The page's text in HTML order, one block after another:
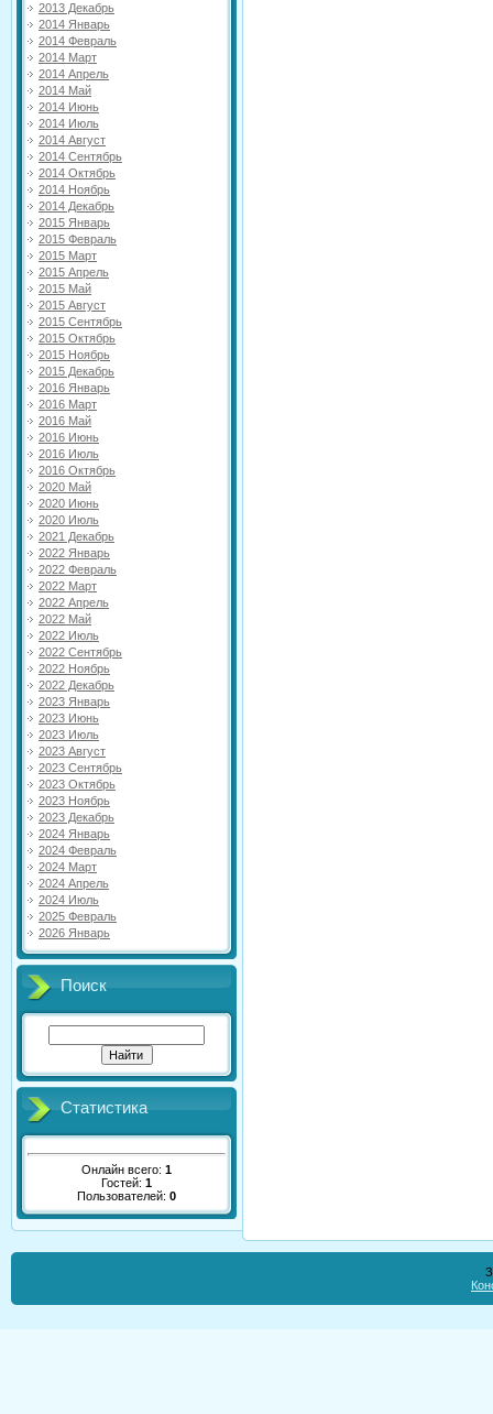
2013 Декабрь
2014 Январь
2014 Февраль
2014 Март
2014 Апрель
2014 Май
2014 Июнь
2014 Июль
2014 Август
2014 Сентябрь
2014 Октябрь
2014 Ноябрь
2014 Декабрь
2015 Январь
2015 Февраль
2015 Март
2015 Апрель
2015 Май
2015 Август
2015 Сентябрь
2015 Октябрь
2015 Ноябрь
2015 Декабрь
2016 Январь
2016 Март
2016 Май
2016 Июнь
2016 Июль
2016 Октябрь
2020 Май
2020 Июнь
2020 Июль
2021 Декабрь
2022 Январь
2022 Февраль
2022 Март
2022 Апрель
2022 Май
2022 Июль
2022 Сентябрь
2022 Ноябрь
2022 Декабрь
2023 Январь
2023 Июнь
2023 Июль
2023 Август
2023 Сентябрь
2023 Октябрь
2023 Ноябрь
2023 Декабрь
2024 Январь
2024 Февраль
2024 Март
2024 Апрель
2024 Июль
2025 Февраль
2026 Январь
Поиск
Статистика
Онлайн всего: 1
Гостей: 1
Пользователей: 0